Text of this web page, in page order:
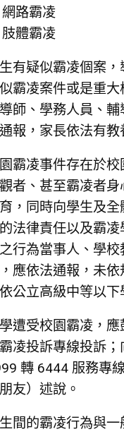
網路霸凌
肢體霸凌
有疑似霸凌個案
霸凌案件或是重
師、學務人員、
報，家長依法有教
霸凌事件存在於
者、甚至霸凌者
，同時向學生及
法律責任以及霸
行為當事人、學
應依法通報，未
公立高級中等以
遭受校園霸凌，
凌投訴專線投訴
轉 6444 服務專
友）述說。
間的霸凌行為與